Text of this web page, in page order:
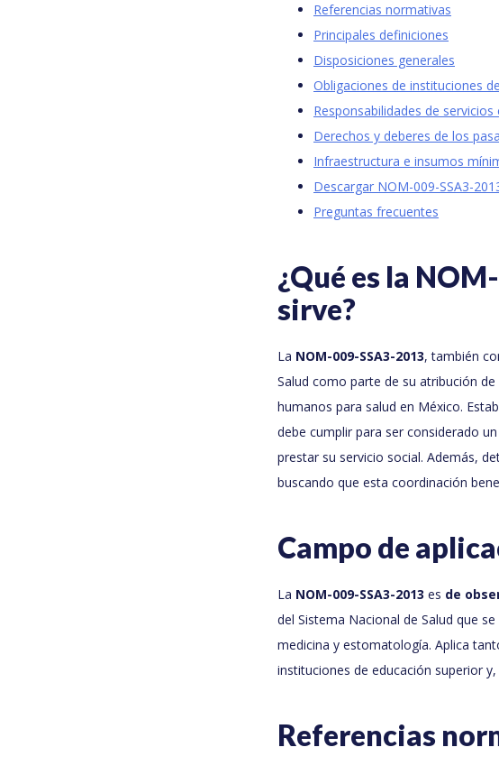
Referencias normativas
Principales definiciones
Disposiciones generales
Obligaciones de instituciones
Responsabilidades de servicios
Derechos y deberes de los
Infraestructura e insumos
Descargar NOM-009-SSA3-
Preguntas frecuentes
¿Qué es la
sirve?
La NOM-009-SSA3-2013, también
Salud como parte de su atribución
humanos para salud en México.
debe cumplir para ser considerado
prestar su servicio social. Además,
buscando que esta coordinación
Campo de
La NOM-009-SSA3-2013 es de
del Sistema Nacional de Salud que
medicina y estomatología. Aplica
instituciones de educación superior
Referencias